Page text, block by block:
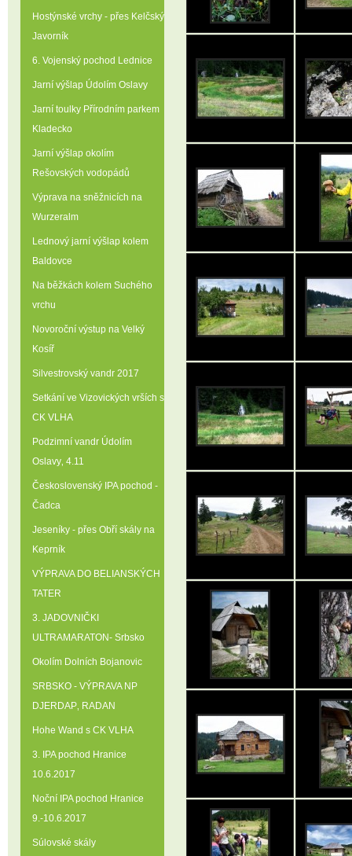
Hostýnské vrchy - přes Kelčský
Javorník
6. Vojenský pochod Lednice
Jarní výšlap Údolím Oslavy
Jarní toulky Přírodním parkem
Kladecko
Jarní výšlap okolím
Rešovských vodopádů
Výprava na sněžnicích na
Wurzeralm
Lednový jarní výšlap kolem
Baldovce
Na běžkách kolem Suchého
vrchu
Novoroční výstup na Velký
Kosíř
Silvestrovský vandr 2017
Setkání ve Vizovických vrších s
CK VLHA
Podzimní vandr Údolím
Oslavy‚ 4.11
Československý IPA pochod -
Čadca
Jeseníky - přes Obří skály na
Keprník
VÝPRAVA DO BELIANSKÝCH
TATER
3. JADOVNIČKI
ULTRAMARATON- Srbsko
Okolím Dolních Bojanovic
SRBSKO - VÝPRAVA NP
DJERDAP‚ RADAN
Hohe Wand s CK VLHA
3. IPA pochod Hranice
10.6.2017
Noční IPA pochod Hranice
9.-10.6.2017
Súlovské skály